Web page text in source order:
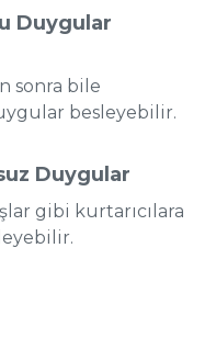
Duygular
sonra bile
besleyebilir.
Duygular
gibi kurtarıcılara